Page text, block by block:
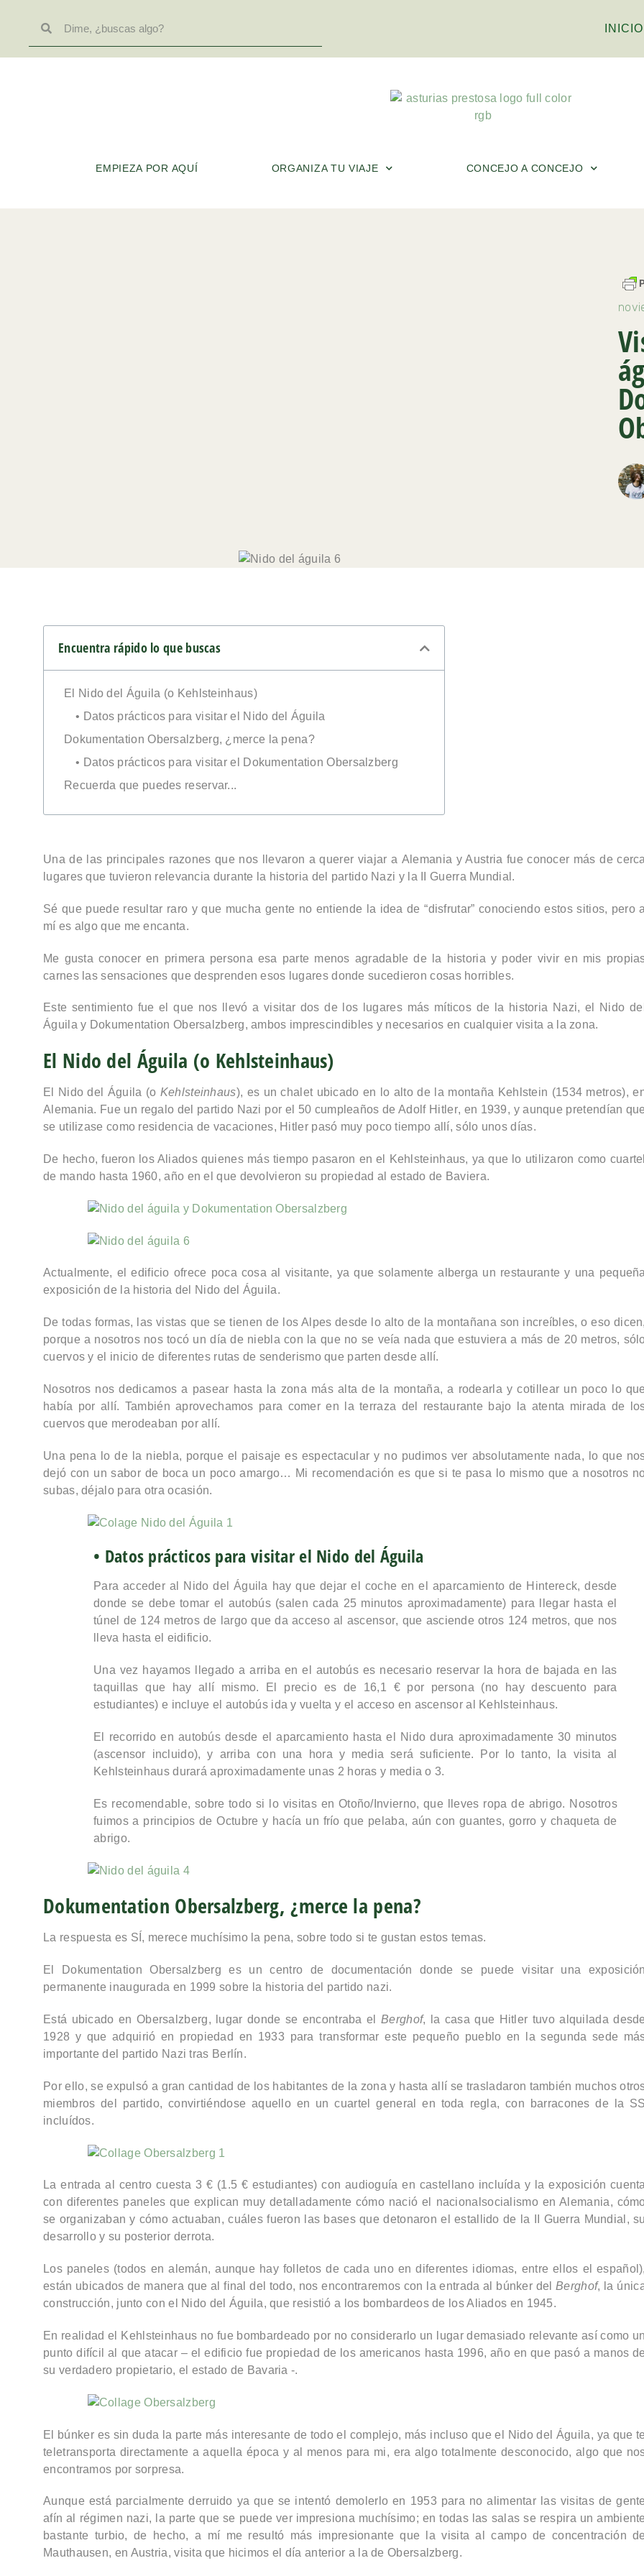
INICIO
EMPIEZA POR AQUÍ ORGANIZA TU VIAJE CONCEJO A CONCEJO
Encuentra rápido lo que buscas
El Nido del Águila (o Kehlsteinhaus)
• Datos prácticos para visitar el Nido del Águila
Dokumentation Obersalzberg, ¿merce la pena?
• Datos prácticos para visitar el Dokumentation Obersalzberg
Recuerda que puedes reservar...
Una de las principales razones que nos llevaron a querer viajar a Alemania y Austria fue conocer más de cerca
lugares que tuvieron relevancia durante la historia del partido Nazi y la II Guerra Mundial .
Sé que puede resultar raro y que mucha gente no entiende la idea de “disfrutar” conociendo estos sitios, pero a
mí es algo que me encanta.
Me gusta conocer en primera persona esa parte menos agradable de la historia y poder vivir en mis
carnes las sensaciones que desprenden esos lugares donde sucedieron cosas horribles.
Este sentimiento fue el que nos llevó a visitar dos de los lugares más míticos de la historia Nazi, el
Nido del
Águilay Dokumentation Obersalzberg, ambos imprescindibles y necesarios en cualquier visita a la zona.
El Nido del Águila (o Kehlsteinhaus)
El Nido del Águila (o Kehlsteinhaus), es un chalet ubicado en lo alto de la montaña Kehlstein (1534 metros),
Alemania. Fue un regalo del partido Nazi por el 50 cumpleaños de Adolf Hitler, en 1939, y aunque pretendían que
se utilizase como residencia de vacaciones, Hitler pasó muy poco tiempo allí, sólo unos días.
De hecho, fueron los Aliados quienes más tiempo pasaron en el Kehlsteinhaus, ya que lo utilizaron como cuartel
de mando hasta 1960, año en el que devolvieron su propiedad al estado de Baviera.
Actualmente, el edificio ofrece poca cosa al visitante, ya quesolamente alberga un restaurante y una pequeña
exposición de la historia del Nido del Águila.
De todas formas, las vistas que se tienen de los Alpes desde lo alto de la montañana son increíbles, o eso dicen,
porque a nosotros nos tocó un día de niebla con la que no se veía nada que estuviera a más de 20 metros,
cuervos y el inicio de diferentes rutas de senderismo que parten desde allí.
Nosotros nos dedicamos a pasear hasta la zona más alta de la montaña, a rodearla y cotillear un poco lo que
había por allí. También aprovechamos para comer en la terraza del restaurante bajo la atenta mirada de
cuervos que merodeaban por allí.
Una pena lo de la niebla, porque el paisaje es espectacular y no pudimos ver absolutamente nada, lo que
dejó con un sabor de boca un poco amargo… Mi recomendación es que si te pasa lo mismo que a nosotros
subas, déjalo para otra ocasión.
• Datos prácticos para visitar el Nido del Águila
Para acceder al Nido del Águila hay que dejar el coche en el aparcamiento de Hintereck, desde
donde se debe tomar el autobús(salen cada 25 minutos aproximadamente) para llegar hasta el
túnel
de 124 metros de largo que da acceso al ascensor, que asciende otros 124 metros, que nos
lleva hasta el eidificio.
Una vez hayamos llegado a arriba en el autobús es necesario reservar la hora de bajada en las
taquillas que hay allí mismo. El precio es de 16,1 €por persona (no hay descuento para
estudiantes) e incluye el autobús ida y vuelta y el acceso en ascensor al Kehlsteinhaus.
El recorrido en autobús desde el aparcamiento hasta el Nido dura aproximadamente 30 minutos
(ascensor incluido), y arriba con una hora y media será suficiente. Por lo tanto, la visita al
Kehlsteinhaus durará aproximadamente unas 2 horas y media o 3.
Es recomendable, sobre todo si lo visitas en Otoño/Invierno, que lleves ropa de abrigo. Nosotros
fuimos a principios de Octubre y hacía un frío que pelaba, aún con guantes, gorro y chaqueta de
abrigo.
Dokumentation Obersalzberg, ¿merce la pena?
La respuesta es SÍ, merece muchísimo la pena, sobre todo si te gustan estos temas.
El Dokumentation Obersalzberg es un centro de documentación donde se puede visitar una exposición
permanente inaugurada en 1999 sobre la historia del partido nazi.
Está ubicado en Obersalzberg, lugar donde se encontraba elBerghof, la casa que Hitler tuvo alquilada desde
1928 y que adquirió en propiedad en 1933 para transformar este pequeño pueblo en la segunda sede
importante del partido Nazi tras Berlín.
Por ello, se expulsó a gran cantidad de los habitantes de la zona y hasta allí se trasladaron también muchos
miembros del partido, convirtiéndose aquello en un cuartel general en toda regla, con barracones de la SS
incluídos.
La entrada al centro cuesta 3 € (1.5 € estudiantes) con audioguía en castellano incluída y la exposición cuenta
con diferentes paneles que explican muy detalladamente cómo nació el nacionalsocialismo en Alemania,
se organizaban y cómo actuaban, cuáles fueron las bases que detonaron el estallido de la II Guerra Mundial, su
desarrollo y su posterior derrota.
Los paneles (todos en alemán, aunque hay folletos de cada uno en diferentes idiomas, entre ellos el español),
están ubicados de manera que al final del todo, nos encontraremos con la entrada al
búnker delBerghof, la
construcción, junto con el Nido del Águila, que resistió a los bombardeos de los Aliados en 1945.
En realidad el Kehlsteinhaus no fue bombardeado por no considerarlo un lugar demasiado relevante así como un
punto difícil al que atacar – el edificio fue propiedad de los americanos hasta 1996, año en que pasó a manos de
su verdadero propietario, el estado de Bavaria -.
El búnker es sin duda la parte más interesante de todo el complejo, más incluso que el Nido del Águila, ya que te
teletransporta directamente a aquella época y al menos para mi, era algo totalmente desconocido, algo que
encontramos por sorpresa.
Aunque está parcialmente derruido ya que se intentó demolerlo en 1953 para no alimentar las visitas de gente
afín al régimen nazi, la parte que se puede ver impresiona muchísimo; en todas las salas se respira un ambiente
bastante turbio, de hecho, a mí me resultó más impresionante que la visita al campo de concentración de
Mauthausen, en Austria, visita que hicimos el día anterior a la de Obersalzberg.